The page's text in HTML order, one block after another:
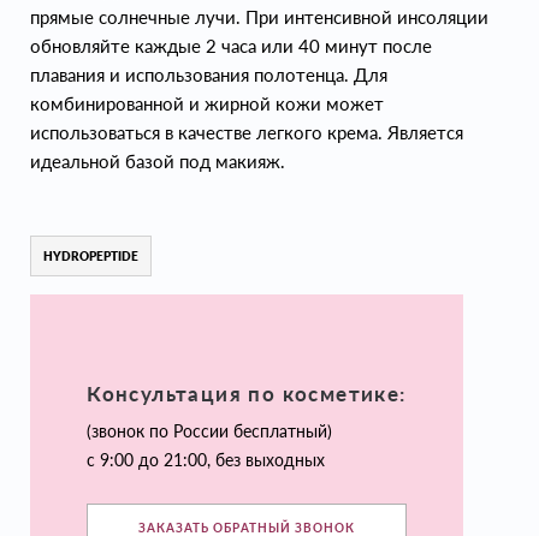
прямые солнечные лучи. При интенсивной инсоляции
обновляйте каждые 2 часа или 40 минут после
плавания и использования полотенца. Для
комбинированной и жирной кожи может
использоваться в качестве легкого крема. Является
идеальной базой под макияж.
HYDROPEPTIDE
Консультация по косметике:
(звонок по России бесплатный)
с 9:00 до 21:00, без выходных
ЗАКАЗАТЬ ОБРАТНЫЙ ЗВОНОК